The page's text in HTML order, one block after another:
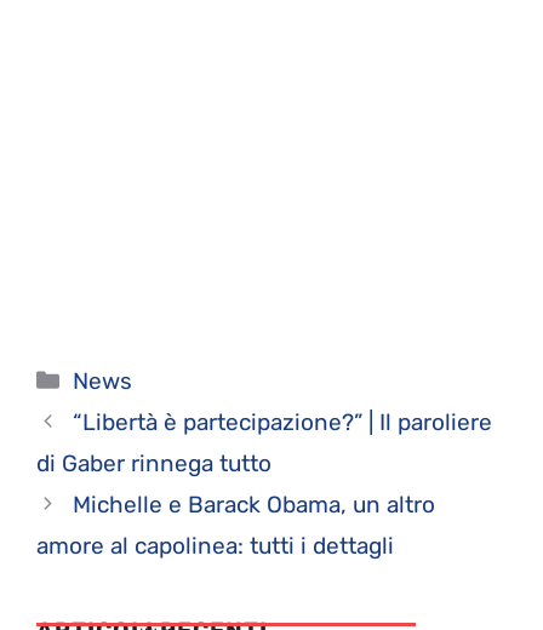
Categorie
News
“Libertà è partecipazione?” | Il paroliere
di Gaber rinnega tutto
Michelle e Barack Obama, un altro
amore al capolinea: tutti i dettagli